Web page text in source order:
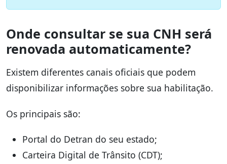
Onde consultar se sua CNH será
renovada automaticamente?
Existem diferentes canais oficiais que podem
disponibilizar informações sobre sua habilitação.
Os principais são:
Portal do Detran do seu estado;
Carteira Digital de Trânsito (CDT);